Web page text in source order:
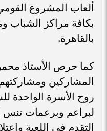
ألعاب المشروع
بكافة مراكز الشباب
بالقاهرة.
كما حرص الأستاذ
المشاركين
روح الأسرة الواحدة
لبراعم وبرعمات تنس
التقدم في اللعبة